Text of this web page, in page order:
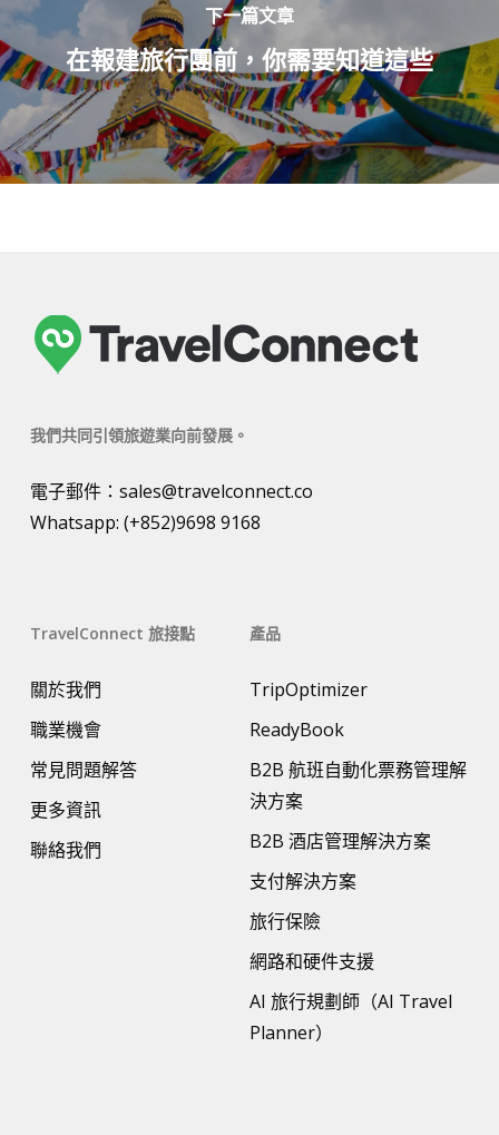
下一篇文章
在報建旅行團前，你需要知道這些
我們共同引領旅遊業向前發展。
電子郵件： sales@travelconnect.co
Whatsapp: (+852)9698 9168
TravelConnect 旅接點
關於我們
職業機會
常見問題解答
更多資訊
聯絡我們
產品
TripOptimizer
ReadyBook
B2B 航班自動化票務管理解
決方案
B2B 酒店管理解決方案
支付解決方案
旅行保險
網路和硬件支援
AI 旅行規劃師（AI Travel
Planner）